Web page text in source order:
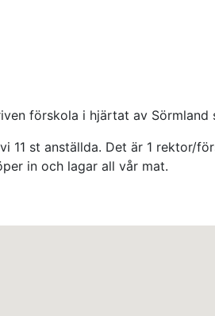
förskola i hjärtat av
11 st anställda. Det är 1
in och lagar all vår mat.